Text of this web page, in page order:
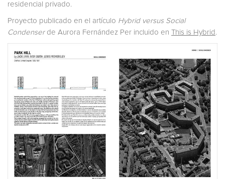
residencial privado.
Proyecto publicado en el artículo Hybrid versus Social
Condenserde Aurora Fernández Per incluido en This is Hybrid .